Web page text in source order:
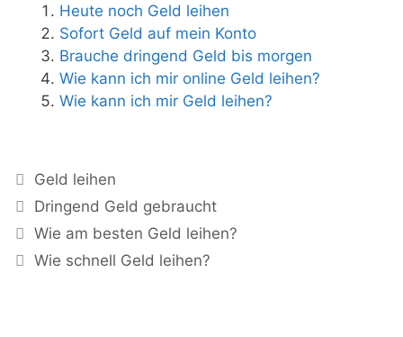
Heute noch Geld leihen
Sofort Geld auf mein Konto
Brauche dringend Geld bis morgen
Wie kann ich mir online Geld leihen?
Wie kann ich mir Geld leihen?
Kategorien
Geld leihen
Schlagwörter
Dringend Geld gebraucht
Beitrags-
Navigation
Wie am besten Geld leihen?
Wie schnell Geld leihen?